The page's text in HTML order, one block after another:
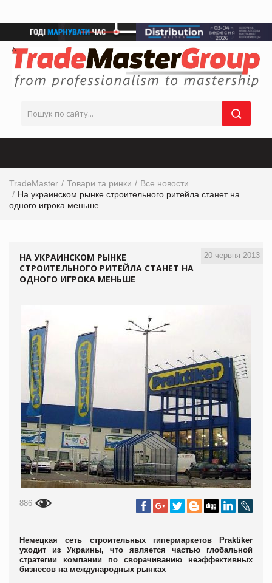
TradeMaster Товари та ринки
Все новости
На украинском рынке строительного ритейла станет на
одного игрока меньше
20 червня 2013
НА УКРАИНСКОМ РЫНКЕ
СТРОИТЕЛЬНОГО РИТЕЙЛА СТАНЕТ НА
ОДНОГО ИГРОКА МЕНЬШЕ
886
Немецкая сеть строительных гипермаркетов Praktiker
уходит из Украины, что является частью глобальной
стратегии компании по сворачиванию неэффективных
бизнесов на международных рынках